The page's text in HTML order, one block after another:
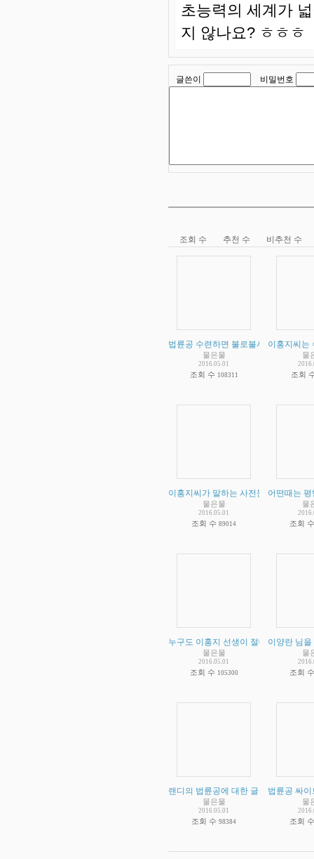
초능력의 세계가
지 않나요? ㅎㅎㅎ
글쓴이 비밀번호
조회 수 추천 수 비추천 수
법륜공 수련하면 불로불사 한다는 주
물은물
2016.05.01
조회 수 108311
이홍지씨는
물
조회
이홍지씨가 말하는 사전문화 증거 비
물은물
2016.05.01
조회 수 89014
어떤때는
물
조회
누구도 이홍지 선생이 절대자라고 한
물은물
2016.05.01
조회 수 105300
이양란 님
물
조회
랜디의 법륜공에 대한 글 )
물은물
2016.05.01
조회 수 98384
법륜공 싸
물
조회